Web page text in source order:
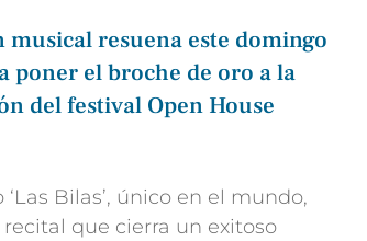
musical resuena este domingo
poner el broche de oro a la
del festival Open House
Bilas’, único en el mundo,
que cierra un exitoso